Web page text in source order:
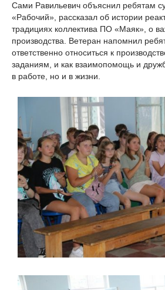
Сами Равильевич объяснил ребятам
«Рабочий», рассказал об истории
традициях коллектива ПО «Маяк», о
производства. Ветеран напомнил
ответственно относиться к
заданиям, и как взаимопомощь и
в работе, но и в жизни.